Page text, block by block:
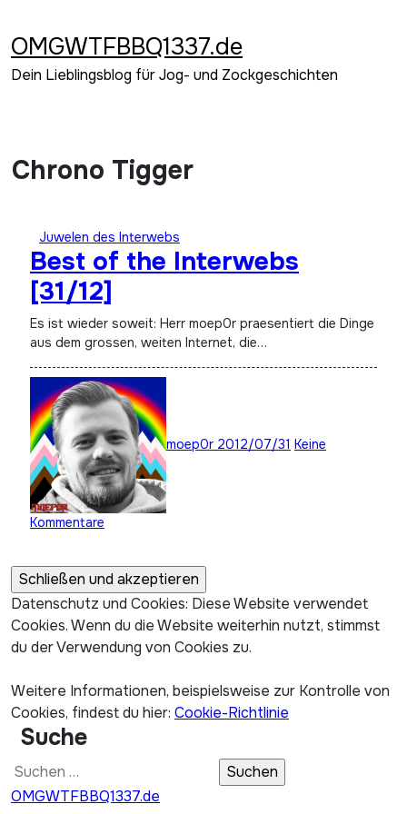
springen
OMGWTFBBQ1337.de
Dein Lieblingsblog für Jog- und Zockgeschichten
Chrono Tigger
Juwelen des Interwebs
Best of the Interwebs
[31/12]
Es ist wieder soweit: Herr moep0r praesentiert die Dinge
aus dem grossen, weiten Internet, die…
moep0r 2012/07/31 Keine
Kommentare
Datenschutz und Cookies: Diese Website verwendet
Cookies. Wenn du die Website weiterhin nutzt, stimmst
du der Verwendung von Cookies zu.
Weitere Informationen, beispielsweise zur Kontrolle von
Cookies, findest du hier: Cookie-Richtlinie
Suche
Suchen
nach:
OMGWTFBBQ1337.de